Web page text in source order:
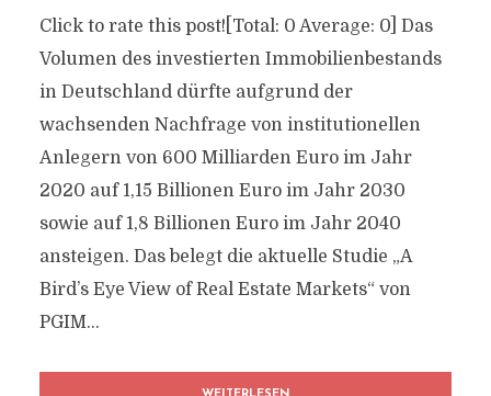
Click to rate this post![Total: 0 Average: 0] Das
Volumen des investierten Immobilienbestands
in Deutschland dürfte aufgrund der
wachsenden Nachfrage von institutionellen
Anlegern von 600 Milliarden Euro im Jahr
2020 auf 1,15 Billionen Euro im Jahr 2030
sowie auf 1,8 Billionen Euro im Jahr 2040
ansteigen. Das belegt die aktuelle Studie „A
Bird’s Eye View of Real Estate Markets“ von
PGIM...